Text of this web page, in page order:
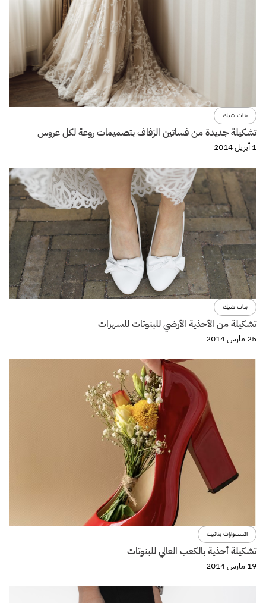
بنات شيك
تشكيلة جديدة من فساتين الزفاف بتصميمات روعة لكل عروس
1 أبريل 2014
بنات شيك
تشكيلة من الأحذية الأرضي للبنوتات للسهرات
25 مارس 2014
اكسسوارات بنانيت
تشكيلة أحذية بالكعب العالي للبنوتات
19 مارس 2014